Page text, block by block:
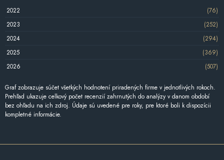
2022
(76)
2023
(252)
2024
(294)
2025
(369)
2026
(507)
Graf zobrazuje súčet všetkých hodnotení priradených firme v jednotlivých rokoch.
Prehľad ukazuje celkový počet recenzií zahrnutých do analýzy v danom období
bez ohľadu na ich zdroj. Údaje sú uvedené pre roky, pre ktoré boli k dispozícii
kompletné informácie.